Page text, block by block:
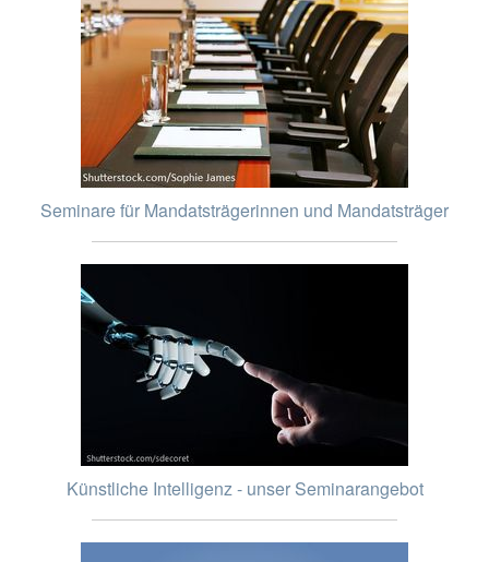
Seminare für Mandatsträgerinnen und Mandatsträger
Künstliche Intelligenz - unser Seminarangebot